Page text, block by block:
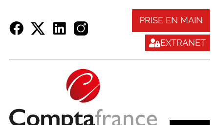
PRISE EN MAIN
EXTRANET